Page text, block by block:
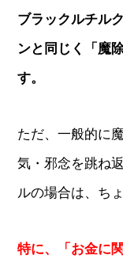
ブラックルチル
ンと同じく「魔
す。
ただ、一般的に
気・邪念を跳ね
ルの場合は、ち
特に、「お金に